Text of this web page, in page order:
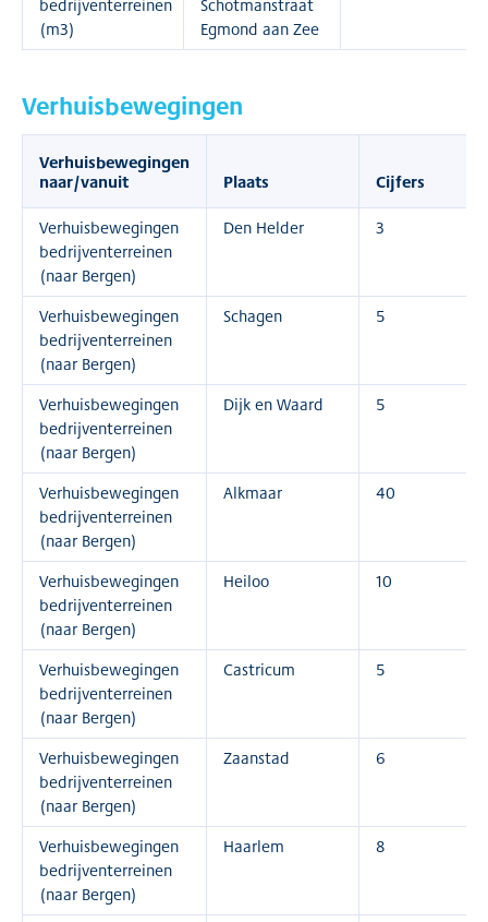
bedrijventerreinen
(m3)
Schotmanstraat
Egmond aan Zee
Verhuisbewegingen
Verhuisbewegingen
naar/vanuit
Plaats Cijfers
Verhuisbewegingen
bedrijventerreinen
(naar Bergen)
Den Helder 3
Verhuisbewegingen
bedrijventerreinen
(naar Bergen)
Schagen 5
Verhuisbewegingen
bedrijventerreinen
(naar Bergen)
Dijk en Waard 5
Verhuisbewegingen
bedrijventerreinen
(naar Bergen)
Alkmaar 40
Verhuisbewegingen
bedrijventerreinen
(naar Bergen)
Heiloo 10
Verhuisbewegingen
bedrijventerreinen
(naar Bergen)
Castricum 5
Verhuisbewegingen
bedrijventerreinen
(naar Bergen)
Zaanstad 6
Verhuisbewegingen
bedrijventerreinen
(naar Bergen)
Haarlem 8